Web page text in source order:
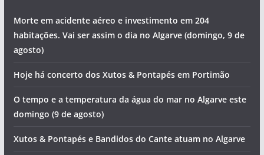
Morte em acidente aéreo e investimento em 204
habitações. Vai ser assim o dia no Algarve (domingo, 9 de
agosto)
Hoje há concerto dos Xutos & Pontapés em Portimão
O tempo e a temperatura da água do mar no Algarve este
domingo (9 de agosto)
Xutos & Pontapés e Bandidos do Cante atuam no Algarve